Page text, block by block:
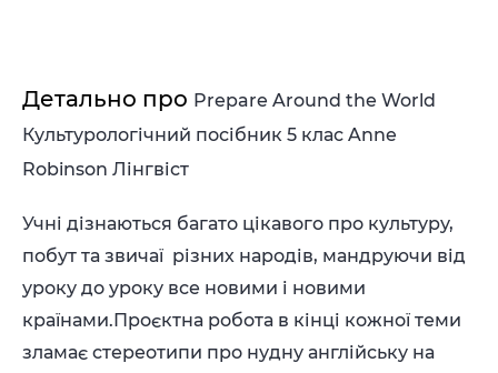
Детально про Prepare Around the World
Культурологічний посібник 5 клас Anne
Robinson Лінгвіст
Учні дізнаються багато цікавого про культуру,
побут та звичаї різних народів, мандруючи від
уроку до уроку все новими і новими
країнами.Проєктна робота в кінці кожної теми
зламає стереотипи про нудну англійську на